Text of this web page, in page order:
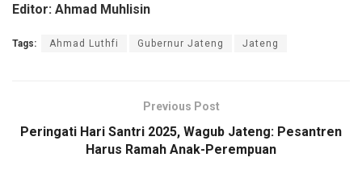
Editor: Ahmad Muhlisin
Tags: Ahmad Luthfi Gubernur Jateng Jateng
Previous Post
Peringati Hari Santri 2025, Wagub Jateng: Pesantren
Harus Ramah Anak-Perempuan